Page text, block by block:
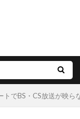
トでBS・CS放送が映ら